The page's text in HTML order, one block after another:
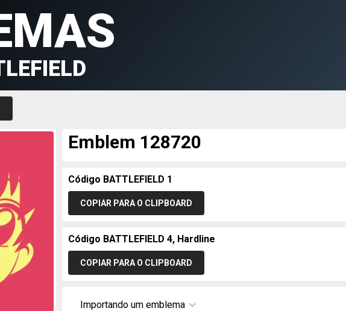
Emblem 128720
Código BATTLEFIELD 1
COPIAR PARA O CLIPBOARD
Código BATTLEFIELD 4, Hardline
COPIAR PARA O CLIPBOARD
Importando um emblema